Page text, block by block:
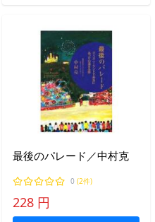
最後のパレード／中村克
0 (2件)
228 円